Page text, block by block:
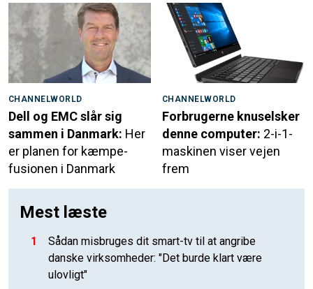
CHANNELWORLD
Dell og EMC slår sig
sammen i Danmark: Her
er planen for kæmpe-
fusionen i Danmark
CHANNELWORLD
Forbrugerne knuselsker
denne computer: 2-i-1-
maskinen viser vejen
frem
Mest læste
1
Sådan misbruges dit smart-tv til at angribe
danske virksomheder: "Det burde klart være
ulovligt"